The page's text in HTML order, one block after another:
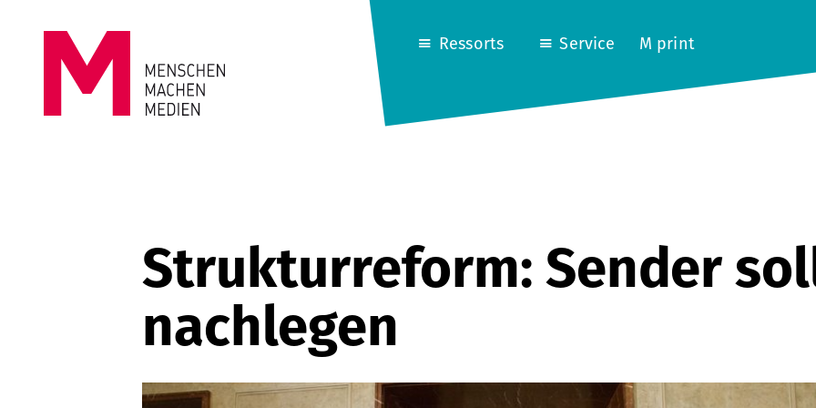
MEDIEN
Ressorts Service M print
Strukturreform: Sender
nachlegen